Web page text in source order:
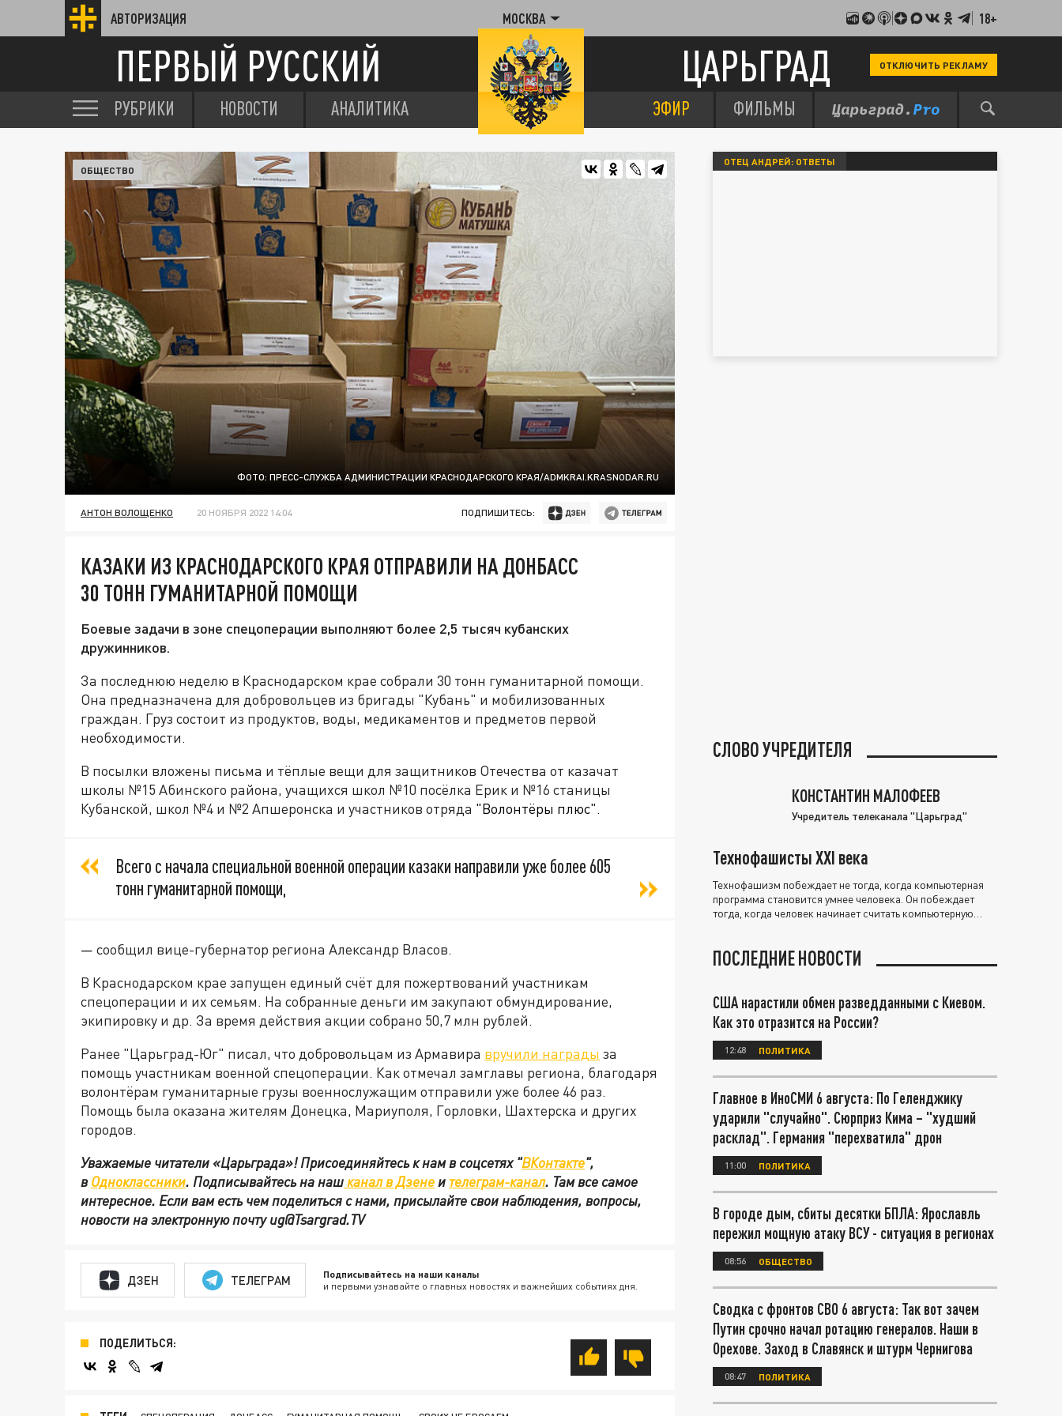
АВТОРИЗАЦИЯ МОСКВА 18+
ПЕРВЫЙ РУССКИЙ ЦАРЬГРАД ОТКЛЮЧИТЬ РЕКЛАМУ
РУБРИКИ НОВОСТИ АНАЛИТИКА ЭФИР ФИЛЬМЫ
ФОТО: ПРЕСС-СЛУЖБА АДМИНИСТРАЦИИ КРАСНОДАРСКОГО КРАЯ/ADMKRAI.KRASNODAR.RU
ОБЩЕСТВО
АНТОН ВОЛОЩЕНКО 20 НОЯБРЯ 2022 14:04 ПОДПИШИТЕСЬ:
КАЗАКИ ИЗ КРАСНОДАРСКОГО КРАЯ ОТПРАВИЛИ НА ДОНБАСС
30 ТОНН ГУМАНИТАРНОЙ ПОМОЩИ
Боевые задачи в зоне спецоперации выполняют более 2,5 тысяч кубанских
дружинников.
За последнюю неделю в Краснодарском крае собрали 30 тонн гуманитарной помощи.
Она предназначена для добровольцев из бригады "Кубань" и мобилизованных
граждан. Груз состоит из продуктов, воды, медикаментов и предметов первой
необходимости.
В посылки вложены письма и тёплые вещи для защитников Отечества от казачат
школы №15 Абинского района, учащихся школ №10 посёлка Ерик и №16 станицы
Кубанской, школ №4 и №2 Апшеронска и участников отряда "Волонтёры плюс".
Всего с начала специальной военной операции казаки направили уже более 605
тонн гуманитарной помощи,
— сообщил вице-губернатор региона Александр Власов.
В Краснодарском крае запущен единый счёт для пожертвований участникам
спецоперации и их семьям. На собранные деньги им закупают обмундирование,
экипировку и др. За время действия акции собрано 50,7 млн рублей.
Ранее "Царьград-Юг" писал, что добровольцам из Армавира вручили награды за
помощь участникам военной спецоперации. Как отмечал замглавы региона, благодаря
волонтёрам гуманитарные грузы военнослужащим отправили уже более 46 раз.
Помощь была оказана жителям Донецка, Мариуполя, Горловки, Шахтерска и других
городов.
Уважаемые читатели «Царьграда»! Присоединяйтесь к нам в соцсетях "ВКонтакте",
вОдноклассники. Подписывайтесь на нашканал в Дзенеителеграм-канал. Там все самое
интересное. Если вам есть чем поделиться с нами, присылайте свои наблюдения, вопросы,
новости на электронную почтуug@Tsargrad.TV
ДЗЕН ТЕЛЕГРАМ Подписывайтесь на наши каналы
и первыми узнавайте о главных новостях и важнейших событиях дня.
ПОДЕЛИТЬСЯ:
ОТЕЦ АНДРЕЙ: ОТВЕТЫ
СЛОВО УЧРЕДИТЕЛЯ
КОНСТАНТИН МАЛОФЕЕВ
Учредитель телеканала "Царьград"
Технофашисты XXI века
Технофашизм побеждает не тогда, когда компьютерная
программа становится умнее человека. Он побеждает
тогда, когда человек начинает считать компьютерную
ПОСЛЕДНИЕ НОВОСТИ
США нарастили обмен разведданными с Киевом.
Как это отразится на России?
12:48 ПОЛИТИКА
Главное в ИноСМИ 6 августа: По Геленджику
ударили "случайно". Сюрприз Кима – "худший
расклад". Германия "перехватила" дрон
11:00 ПОЛИТИКА
В городе дым, сбиты десятки БПЛА: Ярославль
пережил мощную атаку ВСУ - ситуация в регионах
08:56 ОБЩЕСТВО
Сводка с фронтов СВО 6 августа: Так вот зачем
Путин срочно начал ротацию генералов. Наши в
Орехове. Заход в Славянск и штурм Чернигова
08:47 ПОЛИТИКА